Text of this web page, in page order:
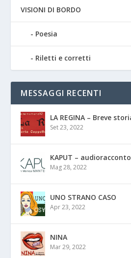
VISIONI DI BORDO
Poesia
Riletti e corretti
MESSAGGI RECENTI
LA REGINA – Breve
Set 23, 2022
KAPUT – audioracconto
Mag 28, 2022
UNO STRANO CASO
Apr 23, 2022
NINA
Mar 29, 2022